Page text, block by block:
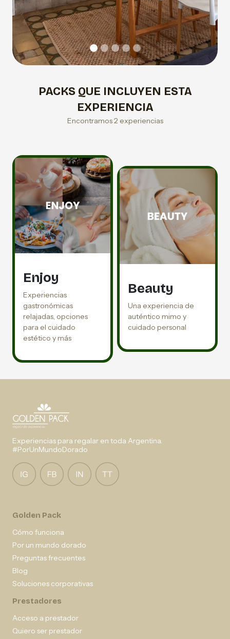
PACKS QUE INCLUYEN ESTA
EXPERIENCIA
Encontramos 2 experiencias
Enjoy
Experiencias
gastronómicas
relajadas, opciones
para el cuidado
estético y más
Beauty
Una experiencia de
auténtico mimo y
cuidado personal
Experiencias para regalar en toda Argentina.
#PorUnMundoDorado
Golden Pack
Cómo funciona
Por un mundo dorado
Preguntas frecuentes
Blog
Soluciones corporativas
Prestadores
Acceso a prestador
Quiero ser prestador